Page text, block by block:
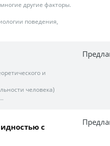
другие факторы.
поведения,
и
человека)
с